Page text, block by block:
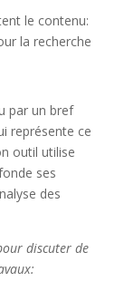
le contenu:
la recherche
par un bref
représente ce
outil utilise
ses
des
discuter de